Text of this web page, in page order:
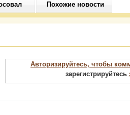
Похожие новости
Авторизируйтесь, чтобы
зарегистрируйтесь